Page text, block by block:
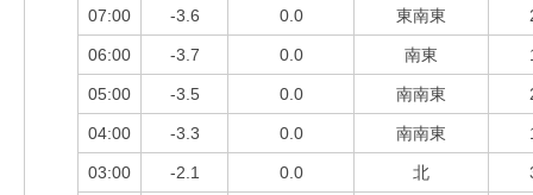
07:00 -3.6 0.0 東南東
06:00 -3.7 0.0 南東
05:00 -3.5 0.0 南南東
04:00 -3.3 0.0 南南東
03:00 -2.1 0.0 北